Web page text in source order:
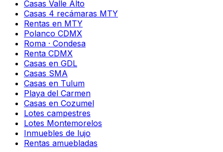
Casas Valle Alto
Casas 4 recámaras MTY
Rentas en MTY
Polanco CDMX
Roma · Condesa
Renta CDMX
Casas en GDL
Casas SMA
Casas en Tulum
Playa del Carmen
Casas en Cozumel
Lotes campestres
Lotes Montemorelos
Inmuebles de lujo
Rentas amuebladas